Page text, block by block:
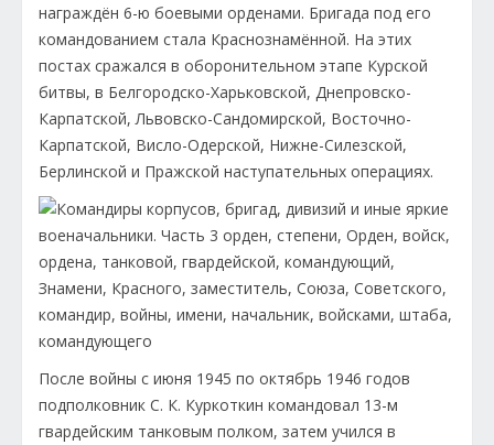
награждён 6-ю боевыми орденами. Бригада под его
командованием стала Краснознамённой. На этих
постах сражался в оборонительном этапе Курской
битвы, в Белгородско-Харьковской, Днепровско-
Карпатской, Львовско-Сандомирской, Восточно-
Карпатской, Висло-Одерской, Нижне-Силезской,
Берлинской и Пражской наступательных операциях.
После войны с июня 1945 по октябрь 1946 годов
подполковник С. К. Куркоткин командовал 13-м
гвардейским танковым полком, затем учился в